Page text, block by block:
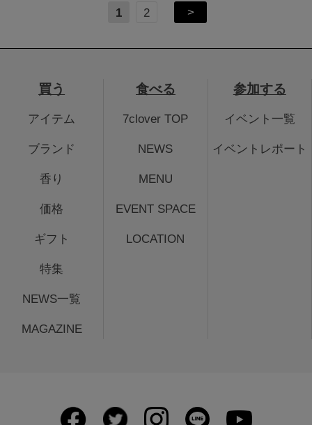
1 2 >
買う
アイテム
ブランド
香り
価格
ギフト
特集
NEWS一覧
MAGAZINE
食べる
7clover TOP
NEWS
MENU
EVENT SPACE
LOCATION
参加する
イベント一覧
イベントレポート